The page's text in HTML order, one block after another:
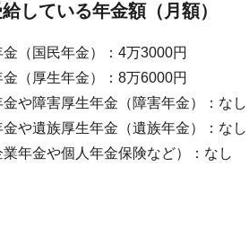
している年金額（月額）
（国民年金）：4万3000円
（厚生年金）：8万6000円
や障害厚生年金（障害年金）：なし
や遺族厚生年金（遺族年金）：なし
年金や個人年金保険など）：なし